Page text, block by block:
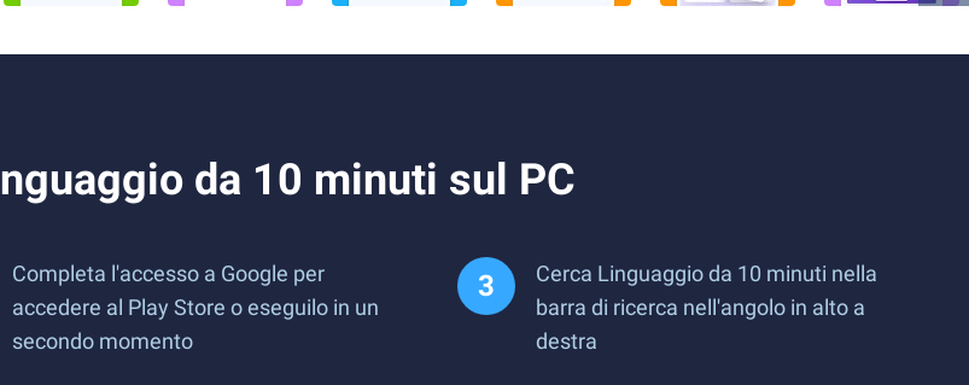
da 10 minuti sul PC
Completa l'accesso a Google per
accedere al Play Store o eseguilo in un
secondo momento
Cerca Linguaggio da 10 minuti nella
barra di ricerca nell'angolo in alto a
destra